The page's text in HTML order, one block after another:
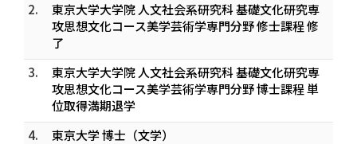
2.
東京大学大学院 人文社会系研究科 基礎文化研究専
攻思想文化コース美学芸術学専門分野 修士課程 修
了
3.
東京大学大学院 人文社会系研究科 基礎文化研究専
攻思想文化コース美学芸術学専門分野 博士課程 単
位取得満期退学
4.
東京大学 博士（文学）